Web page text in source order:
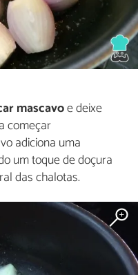
mascavoe deixe
começar
adiciona uma
um toque de doçura
das chalotas.